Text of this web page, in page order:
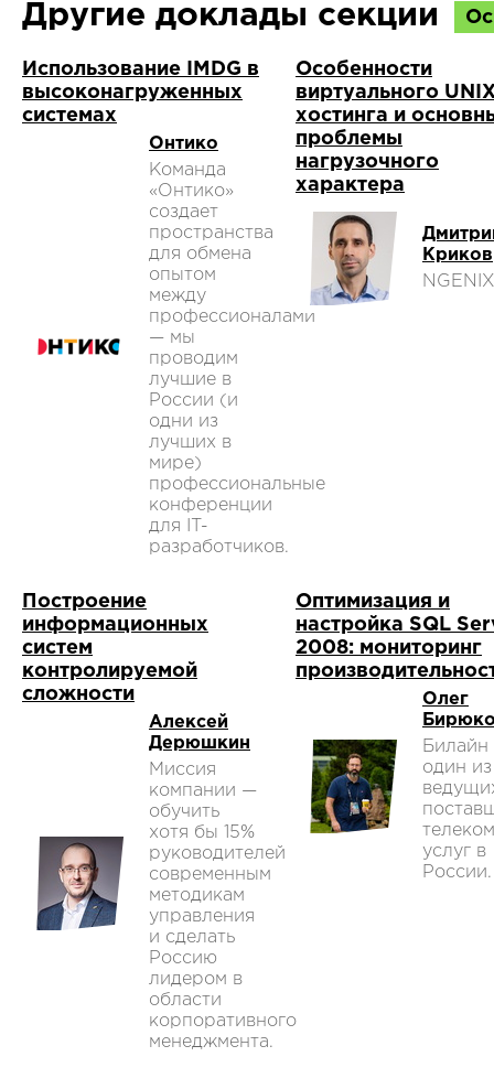
Другие доклады секции
Использование IMDG в
высоконагруженных
системах
Онтико
Команда
«Онтико»
создает
пространства
для обмена
опытом
между
профессионалами
— мы
проводим
лучшие в
России (и
одни из
лучших в
мире)
профессиональные
конференции
для IT-
разработчиков.
Особенности
виртуального
хостинга и
проблемы
нагрузочного
характера
Криков
NGENIX
Построение
информационных
систем
контролируемой
сложности
Алексей
Дерюшкин
Миссия
компании —
обучить
хотя бы 15%
руководителей
современным
методикам
управления
и сделать
Россию
лидером в
области
корпоративного
менеджмента.
Оптимизация и
настройка SQL
2008: мониторинг
Олег
один из
услуг в
России.